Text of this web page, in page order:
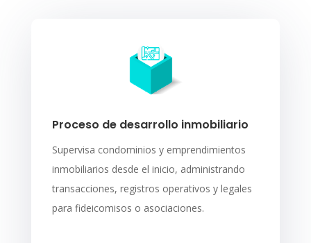
Proceso de desarrollo inmobiliario
Supervisa condominios y emprendimientos
inmobiliarios desde el inicio, administrando
transacciones, registros operativos y legales
para fideicomisos o asociaciones.